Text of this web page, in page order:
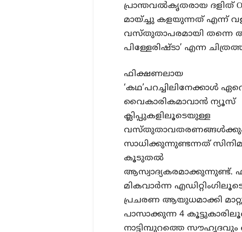
പ്രാന്തവൽകൃതരായ ദളിത്
മായ്ച്ചു കളയുന്നത് എന്ന്
വസ്തുതാപരമായി തന്നെ
പിള്ളേരിഷ്ടാ’ എന്ന
ഫിക്ഷണലായ
‘കഥ’പറച്ചിലിനേക്കാൾ
വൈകാരികമാവാൻ ന്യൂസ്
ക്ലിപ്പുകളിലൂടെയുള്ള
സാധിക്കുന്നുണ്ടന്നത്
കൂടുതൽ
ആസ്വാദ്യകരമാക്കുന്നുണ്ട്.
മികവാർന്ന
പ്രചരണ ആയുധമാക്കി
പാസാക്കുന്ന 4
നാട്ടിമ്പുറത്തെ